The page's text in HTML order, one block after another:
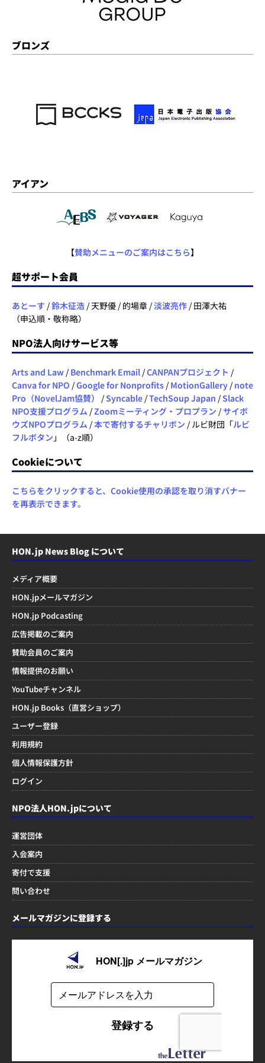
ブロンズ
アイアン
【賛助メニューのご案内はこちら】
超サポート会員
あとーす /鈴木征浩 / 天野優 / 的場章 /淡波亮作 / 田澤大祐
（申込順・敬称略）
NPO法人向けサービス等
Arts and Law / Benchmark Email /CANPANプロジェクト /
Canva for NPO /Google for Nonprofits / MotionGallery / note
Pro（NovelJam協賛）
/Syncable /TechSoup Japan /Slack
NPO支援プログラム /Zoomミーティング・プロプラン /サイボ
ウズNPOプログラム /本で寄付するチャリボン / ルビ財団「ルビ
フルボタン 」（a-z順）
Cookieについて
こちらをクリックすると、Cookie使用の承認を取り消すバナー
を再表示できます。
HON.jp News Blog について
メディア概要
HON.jpメールマガジン
HON.jp Podcasting
広告掲載のご案内
賛助会員のご案内
情報提供のお願い
YouTubeチャンネル
HON.jp Books（直営ショップ）
ユーザー登録
利用規約
個人情報保護方針
ログイン
NPO法人HON.jpについて
運営団体
入会案内
寄付で支援
問い合わせ
メールマガジンに登録する